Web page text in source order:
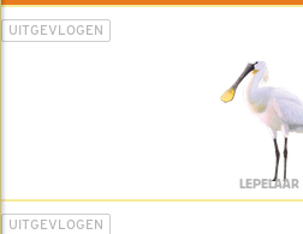
UITGEVLOGEN
LEPELAAR
UITGEVLOGEN